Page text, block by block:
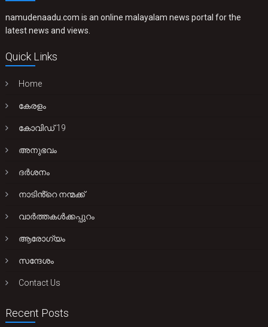
namudenaadu.com is an online malayalam news portal for the
latest news and views.
Quick Links
Home
കേരളം
കോവിഡ് 19
അനുഭവം
ദർശനം
നാടിൻ്റെ നന്മക്ക്
വാർത്തകൾക്കപ്പുറം
ആരോഗ്യം
സന്ദേശം
Contact Us
Recent Posts